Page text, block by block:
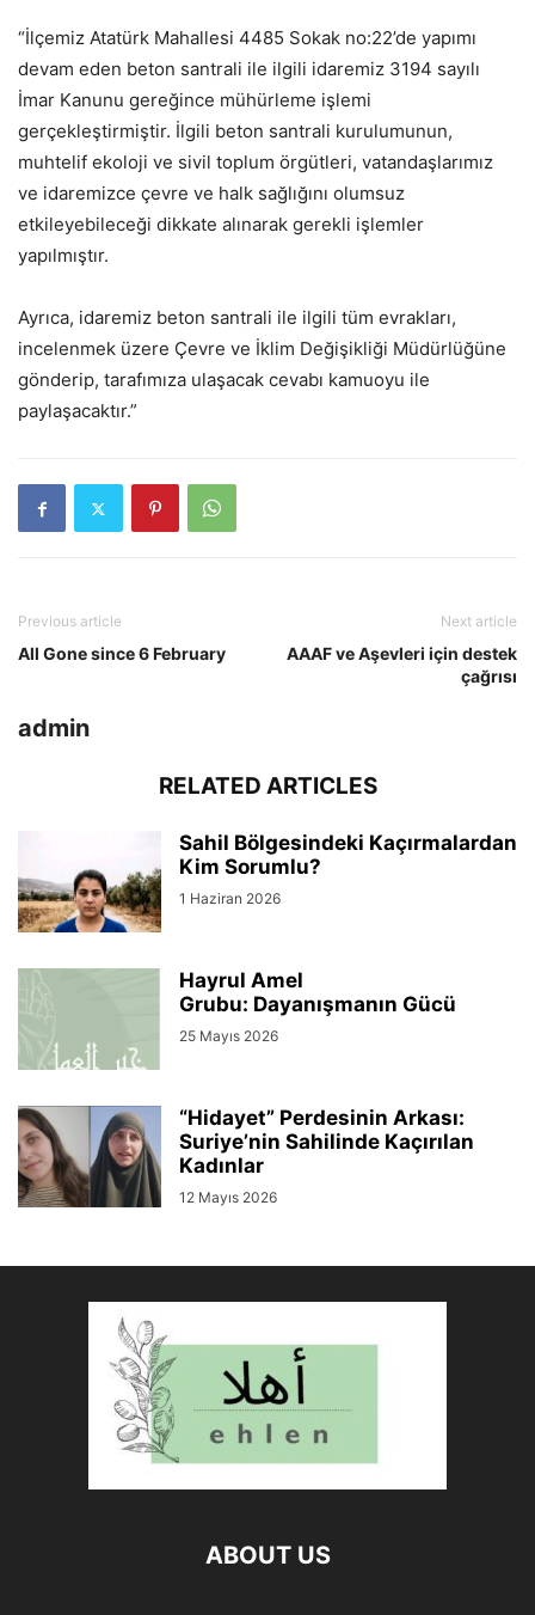
“İlçemiz Atatürk Mahallesi 4485 Sokak no:22’de yapımı
devam eden beton santrali ile ilgili idaremiz 3194 sayılı
İmar Kanunu gereğince mühürleme işlemi
gerçekleştirmiştir. İlgili beton santrali kurulumunun,
muhtelif ekoloji ve sivil toplum örgütleri, vatandaşlarımız
ve idaremizce çevre ve halk sağlığını olumsuz
etkileyebileceği dikkate alınarak gerekli işlemler
yapılmıştır.
Ayrıca, idaremiz beton santrali ile ilgili tüm evrakları,
incelenmek üzere Çevre ve İklim Değişikliği Müdürlüğüne
gönderip, tarafımıza ulaşacak cevabı kamuoyu ile
paylaşacaktır.”
Previous article
All Gone since 6 February
Next article
AAAF ve Aşevleri için destek
çağrısı
admin
RELATED ARTICLES
Sahil Bölgesindeki Kaçırmalardan
Kim Sorumlu?
1 Haziran 2026
Hayrul Amel
Grubu: Dayanışmanın Gücü
25 Mayıs 2026
“Hidayet” Perdesinin Arkası:
Suriye’nin Sahilinde Kaçırılan
Kadınlar
12 Mayıs 2026
ABOUT US